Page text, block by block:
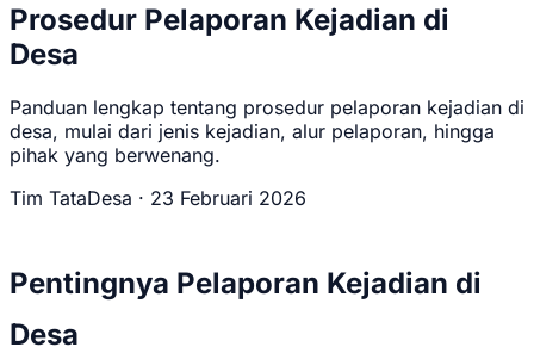
Prosedur Pelaporan Kejadian di
Desa
Panduan lengkap tentang prosedur pelaporan kejadian di
desa, mulai dari jenis kejadian, alur pelaporan, hingga
pihak yang berwenang.
Tim TataDesa · 23 Februari 2026
Pentingnya Pelaporan Kejadian di
Desa